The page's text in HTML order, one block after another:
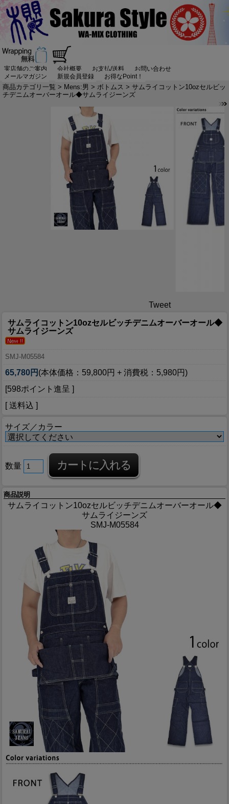
実店舗のご案内 会社概要 お支払/送料
お問い合わせ
メールマガジン
新規会員登録 お得なPoint！
商品カテゴリ一覧 > Mens:男 > ボトムス > サムライコットン10ozセルビッ
チデニムオーバーオール◆サムライジーンズ
Tweet
サムライコットン10ozセルビッチデニムオーバーオール◆
サムライジーンズ
SMJ-M05584
65,780円 (本体価格：59,800円 + 消費税：5,980円)
[598ポイント進呈 ]
[ 送料込 ]
サイズ／カラー
数量
商品説明
サムライコットン10ozセルビッチデニムオーバーオール◆
サムライジーンズ
SMJ-M05584